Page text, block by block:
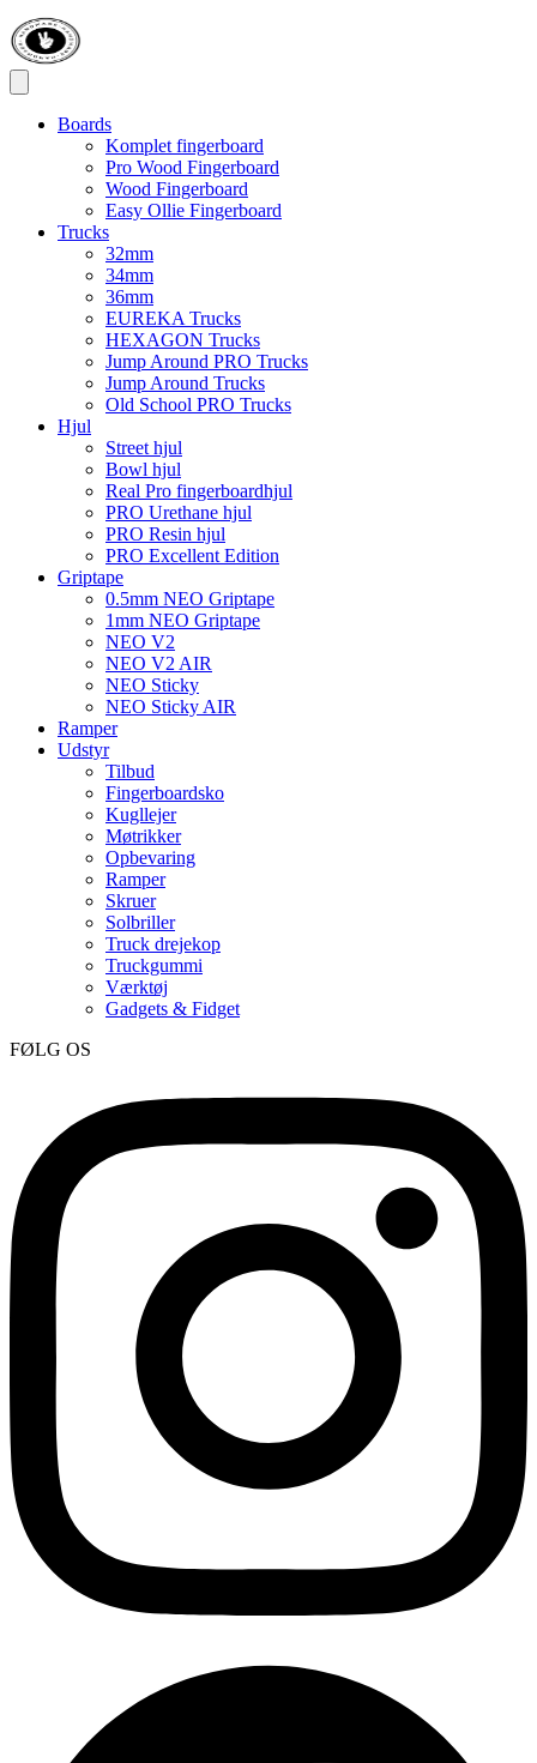
Boards
Komplet fingerboard
Pro Wood Fingerboard
Wood Fingerboard
Easy Ollie Fingerboard
Trucks
32mm
34mm
36mm
EUREKA Trucks
HEXAGON Trucks
Jump Around PRO Trucks
Jump Around Trucks
Old School PRO Trucks
Hjul
Street hjul
Bowl hjul
Real Pro fingerboardhjul
PRO Urethane hjul
PRO Resin hjul
PRO Excellent Edition
Griptape
0.5mm NEO Griptape
1mm NEO Griptape
NEO V2
NEO V2 AIR
NEO Sticky
NEO Sticky AIR
Ramper
Udstyr
Tilbud
Fingerboardsko
Kugllejer
Møtrikker
Opbevaring
Ramper
Skruer
Solbriller
Truck drejekop
Truckgummi
Værktøj
Gadgets & Fidget
FØLG OS